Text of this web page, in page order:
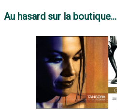
Au hasard sur la boutique...